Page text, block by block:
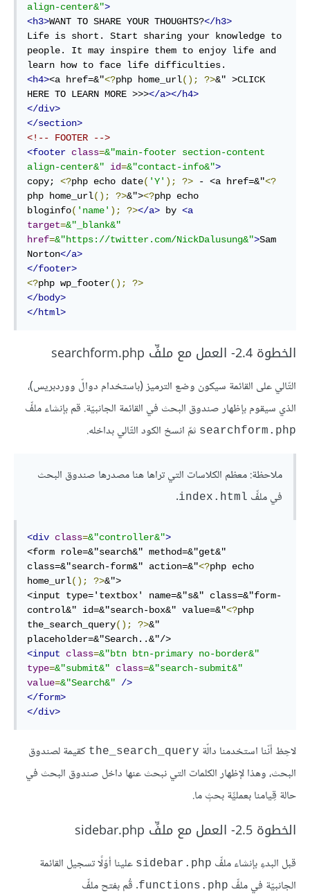
align-center&">
<h3>WANT TO SHARE YOUR THOUGHTS?</h3>
Life is short. Start sharing your knowledge to
people. It may inspire them to enjoy life and
<h4><a href=&"<?php home_url(); ?>&" >CLICK
HERE TO LEARN MORE >>></a></h4>
</div>
</section>
<!-- FOOTER -->
<footer class=&"main-footer section-content
align-center&" id=&"contact-info&">
copy; <?php echo date( 'Y' ); ?> - <a href=&"<?
php
home_url(); ?>&"><?php echo
bloginfo( 'name' ); ?></a> by <a
target=&"_blank&"
href=&"https: //twitter.com/NickDalusung&">Sam
Norton</a>
</footer>
<?php wp_footer();
?>
</body>
</html>
الخطوة 2.4- العمل مع ملفِّ searchform.php
التّالي على القائمة سيكون وضع الترميز (باستخدام دوالّ ووردبريس)،
الذي سيقوم بإظهار صندوق البحث في القائمة الجانبيّة. قم بإنشاء ملفِّ
searchform.php ثمّ انسخ الكود التّالي بداخله.
ملاحظة: معظم الكلاسات التي تراها هنا مصدرها صندوق البحث
في ملفِّ index.html
.
<div class=&"controller&">
<form role=&"search&" method=&"get&"
class=&"search-form&" action=&"<?php echo
home_url(); ?>&">
<input type='textbox' name=&"s&" class=&"form-
control&" id=&"search-box&" value=&"<?php
the_search_query(); ?>&"
placeholder=&"Search..&"
<input
class=&"btn btn-primary no-border&"
type=&"submit&" class=&"search-submit&"
value=&"Search&"
/>
</form>
</div>
لاحِظ أنّنا استخدمنا دالّة the_search_query كقيمة لصندوق
البحث، وهذا لإظهار الكلمات التي نبحث عنها داخل صندوق البحث في
حالة قِيامنا بعمليِّة بحثٍ ما.
الخطوة 2.5- العمل مع ملفِّ sidebar.php
قبل البدءِ بإنشاء ملفِّ sidebar.php علينا أوّلًا تسجيل القائمة
الجانبيّة في ملفِّ functions.php. قُم بفتح ملفِّ